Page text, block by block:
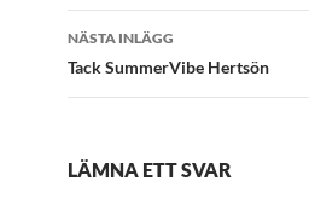
NÄSTA INLÄGG
Tack SummerVibe Hertsön
LÄMNA ETT SVAR